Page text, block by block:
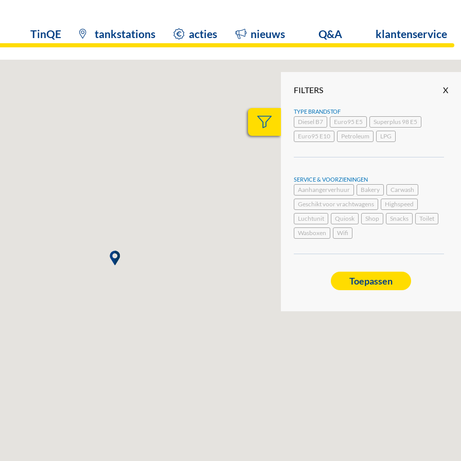
TinQE tankstations acties nieuws Q&A klantenservice
FILTERS X
TYPE BRANDSTOF
Diesel B7 Euro95 E5
Superplus 98 E5
Euro95 E10
Petroleum LPG
SERVICE & VOORZIENINGEN
Aanhangerverhuur Bakery
Carwash
Geschikt voor vrachtwagens
Highspeed
Luchtunit
Quiosk Shop Snacks
Toilet
Wasboxen
Wifi